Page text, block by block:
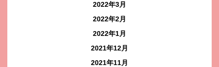
2022年3月
2022年2月
2022年1月
2021年12月
2021年11月